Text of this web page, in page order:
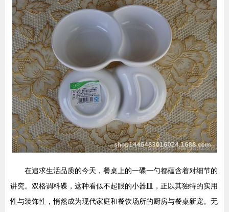
在追求生活品质的今天，餐桌上的一碟一勺都蕴含着对细节的
讲究。双格调料碟，这种看似不起眼的小器皿，正以其独特的实用
性与装饰性，悄然成为现代家庭和餐饮场所的厨房与餐桌新宠。无